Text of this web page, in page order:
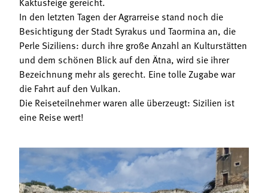
In den letzten Tagen der Agrarreise stand noch die
Besichtigung der Stadt Syrakus und Taormina an, die
Perle Siziliens: durch ihre große Anzahl an Kulturstätten
und dem schönen Blick auf den Ätna, wird sie ihrer
Bezeichnung mehr als gerecht. Eine tolle Zugabe war
die Fahrt auf den Vulkan.
Die Reiseteilnehmer waren alle überzeugt: Sizilien ist
eine Reise wert!